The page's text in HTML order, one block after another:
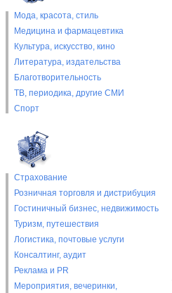
Мода, красота, стиль
Медицина и фармацевтика
Культура, искусство, кино
Литература, издательства
Благотворительность
ТВ, периодика, другие СМИ
Спорт
Страхование
Розничная торговля и дистрибуция
Гостиничный бизнес, недвижимость
Туризм, путешествия
Логистика, почтовые услуги
Консалтинг, аудит
Реклама и PR
Мероприятия, вечеринки,